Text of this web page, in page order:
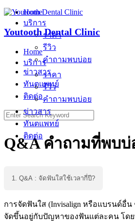
Skip
content
Youtooth Dental Clinic
Home
บริการ
ราคา
รีวิว
คำถามพบบ่อย
ข่าวสาร
ทันตแพทย์
ติดต่อ
Home
บริการ
ราคา
รีวิว
คำถามพบบ่อย
ข่าวสาร
ทันตแพทย์
ติดต่อ
Search
for:
Q&A คำถามที่พบบ่
1. Q&A : จัดฟันใสใช้เวลากี่ปี?
การจัดฟันใส (Invisalign หรือแบรนด์อื่น
จัดขึ้นอยู่กับปัญหาของฟันแต่ละคน โดย